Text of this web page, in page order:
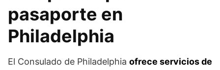
pasaporte en
Philadelphia
El Consulado de Philadelphia ofrece servicios de